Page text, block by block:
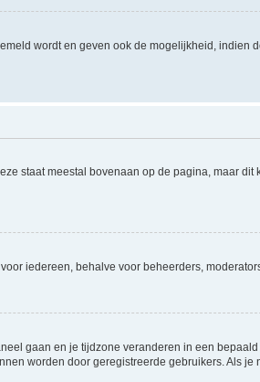
wordt en geven ook de mogelijkheid, indien
staat meestal bovenaan op de pagina, maar dit
iedereen, behalve voor beheerders,
gaan en je tijdzone veranderen in een
worden door geregistreerde gebruikers. Als je